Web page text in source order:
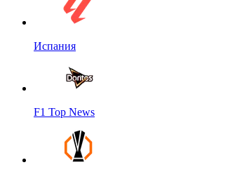
Испания
F1 Top News